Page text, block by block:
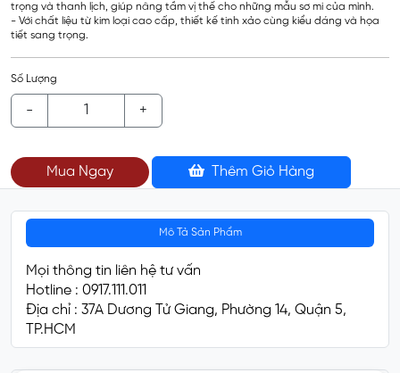
trọng và thanh lịch, giúp nâng tầm vị thế cho những mẫu sơ mi của mình.
- Với chất liệu từ kim loại cao cấp, thiết kế tinh xảo cùng kiểu dáng và họa
tiết sang trọng.
Số Lượng
- +
Mua Ngay Thêm Giỏ Hàng
Mô Tả Sản Phẩm
Mọi thông tin liên hệ tư vấn
Hotline : 0917.111.011
Địa chỉ : 37A Dương Tử Giang, Phường 14, Quận 5,
TP.HCM